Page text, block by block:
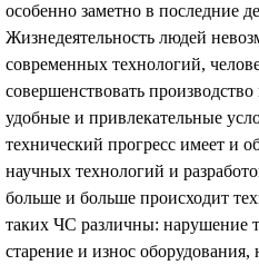
особенно заметно в последние
Жизнедеятельность людей
современных технологий,
совершенствовать производство
удобные и привлекательные
технический прогресс имеет и
научных технологий и
больше и больше происходит
таких ЧС различны: нарушение
старение и износ оборудования,